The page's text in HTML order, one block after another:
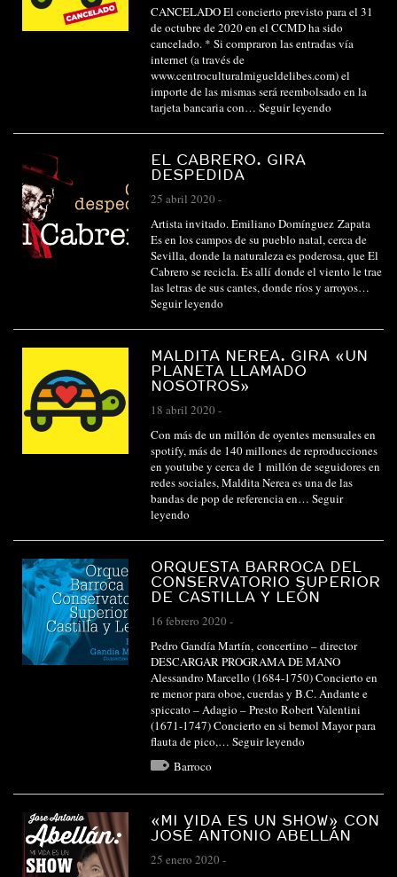
CANCELADO El concierto previsto para el 31
de octubre de 2020 en el CCMD ha sido
cancelado. * Si compraron las entradas vía
internet (a través de
www.centroculturalmigueldelibes.com) el
importe de las mismas será reembolsado en la
tarjeta bancaria con… Seguir leyendo
EL CABRERO. GIRA
DESPEDIDA
25 abril 2020 -
Artista invitado. Emiliano Domínguez Zapata
Es en los campos de su pueblo natal, cerca de
Sevilla, donde la naturaleza es poderosa, que El
Cabrero se recicla. Es allí donde el viento le trae
las letras de sus cantes, donde ríos y arroyos…
Seguir leyendo
MALDITA NEREA. GIRA «UN
PLANETA LLAMADO
NOSOTROS»
18 abril 2020 -
Con más de un millón de oyentes mensuales en
spotify, más de 140 millones de reproducciones
en youtube y cerca de 1 millón de seguidores en
redes sociales, Maldita Nerea es una de las
bandas de pop de referencia en… Seguir
leyendo
ORQUESTA BARROCA DEL
CONSERVATORIO SUPERIOR
DE CASTILLA Y LEÓN
16 febrero 2020 -
Pedro Gandía Martín, concertino – director
DESCARGAR PROGRAMA DE MANO
Alessandro Marcello (1684-1750) Concierto en
re menor para oboe, cuerdas y B.C. Andante e
spiccato – Adagio – Presto Robert Valentini
(1671-1747) Concierto en si bemol Mayor para
flauta de pico,… Seguir leyendo
Barroco
«MI VIDA ES UN SHOW» CON
JOSÉ ANTONIO ABELLÁN
25 enero 2020 -